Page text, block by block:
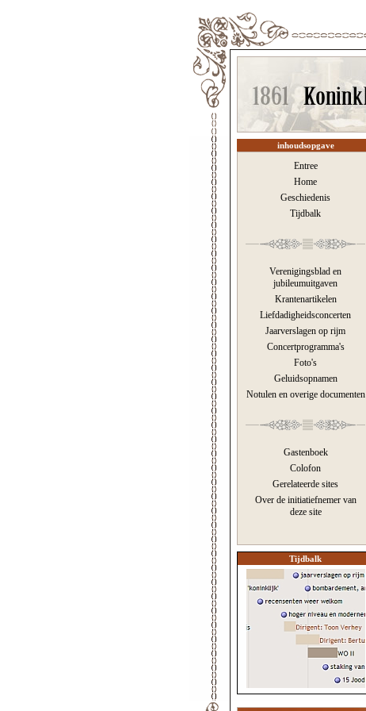
inhoudsopgave
Entree
Home
Geschiedenis
Tijdbalk
Verenigingsblad en
jubileumuitgaven
Krantenartikelen
Liefdadigheidsconcerten
Jaarverslagen op rijm
Concertprogramma's
Foto's
Geluidsopnamen
Notulen en overige documenten
Gastenboek
Colofon
Gerelateerde sites
Over de initiatiefnemer van
deze site
Tijdbalk